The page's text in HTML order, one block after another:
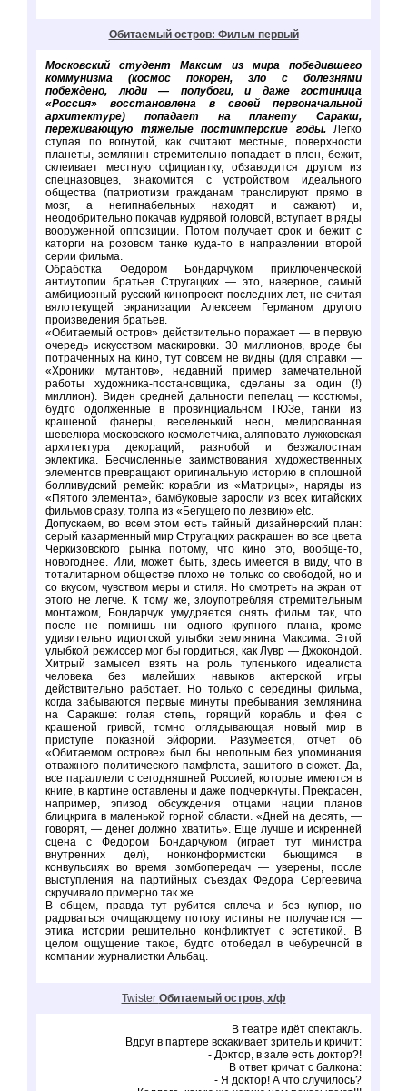
Обитаемый остров: Фильм первый
Московский студент Максим из мира победившего
коммунизма (космос покорен, зло с болезнями
побеждено, люди — полубоги, и даже гостиница
«Россия» восстановлена в своей первоначальной
архитектуре) попадает на планету Саракш,
переживающую тяжелые постимперские годы.Легко
ступая по вогнутой, как считают местные, поверхности
планеты, землянин стремительно попадает в плен, бежит,
склеивает местную официантку, обзаводится другом из
спецназовцев, знакомится с устройством идеального
общества (патриотизм гражданам транслируют прямо в
мозг, а негипнабельных находят и сажают) и,
неодобрительно покачав кудрявой головой, вступает в ряды
вооруженной оппозиции. Потом получает срок и бежит с
каторги на розовом танке куда-то в направлении второй
серии фильма.
Обработка Федором Бондарчуком приключенческой
антиутопии братьев Стругацких — это, наверное, самый
амбициозный русский кинопроект последних лет, не считая
вялотекущей экранизации Алексеем Германом другого
произведения братьев.
«Обитаемый остров» действительно поражает — в первую
очередь искусством маскировки. 30 миллионов, вроде бы
потраченных на кино, тут совсем не видны (для справки —
«Хроники мутантов», недавний пример замечательной
работы художника-постановщика, сделаны за один (!)
миллион). Виден средней дальности пепелац — костюмы,
будто одолженные в провинциальном ТЮЗе, танки из
крашеной фанеры, веселенький неон, мелированная
шевелюра московского космолетчика, аляповато-лужковская
архитектура декораций, разнобой и безжалостная
эклектика. Бесчисленные заимствования художественных
элементов превращают оригинальную историю в сплошной
болливудский ремейк: корабли из «Матрицы», наряды из
«Пятого элемента», бамбуковые заросли из всех китайских
фильмов сразу, толпа из «Бегущего по лезвию» etc.
Допускаем, во всем этом есть тайный дизайнерский план:
серый казарменный мир Стругацких раскрашен во все цвета
Черкизовского рынка потому, что кино это, вообще-то,
новогоднее. Или, может быть, здесь имеется в виду, что в
тоталитарном обществе плохо не только со свободой, но и
со вкусом, чувством меры и стиля. Но смотреть на экран от
этого не легче. К тому же, злоупотребляя стремительным
монтажом, Бондарчук умудряется снять фильм так, что
после не помнишь ни одного крупного плана, кроме
удивительно идиотской улыбки землянина Максима. Этой
улыбкой режиссер мог бы гордиться, как Лувр — Джокондой.
Хитрый замысел взять на роль тупенького идеалиста
человека без малейших навыков актерской игры
действительно работает. Но только с середины фильма,
когда забываются первые минуты пребывания землянина
на Саракше: голая степь, горящий корабль и фея с
крашеной гривой, томно оглядывающая новый мир в
приступе показной эйфории. Разумеется, отчет об
«Обитаемом острове» был бы неполным без упоминания
отважного политического памфлета, зашитого в сюжет. Да,
все параллели с сегодняшней Россией, которые имеются в
книге, в картине оставлены и даже подчеркнуты. Прекрасен,
например, эпизод обсуждения отцами нации планов
блицкрига в маленькой горной области. «Дней на десять, —
говорят, — денег должно хватить». Еще лучше и искренней
сцена с Федором Бондарчуком (играет тут министра
внутренних дел), нонконформистски бьющимся в
конвульсиях во время зомбопередач — уверены, после
выступления на партийных съездах Федора Сергеевича
скручивало примерно так же.
В общем, правда тут рубится сплеча и без купюр, но
радоваться очищающему потоку истины не получается —
этика истории решительно конфликтует с эстетикой. В
целом ощущение такое, будто отобедал в чебуречной в
компании журналистки Альбац.
Twister Обитаемый остров, х/ф
В театре идёт спектакль.
Вдруг в партере вскакивает зритель и кричит:
- Доктор, в зале есть доктор?!
В ответ кричат с балкона:
- Я доктор! А что случилось?